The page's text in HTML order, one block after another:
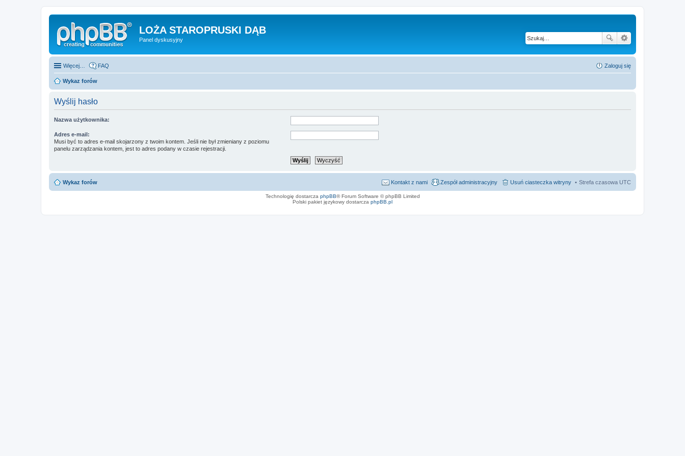
LOŻA STAROPRUSKI DĄB
Panel dyskusyjny
Więcej… FAQ Zaloguj się
Wykaz forów
Wyślij hasło
Nazwa użytkownika:
Adres e-mail:
Musi być to adres e-mail skojarzony z twoim kontem. Jeśli nie był zmieniany z poziomu
panelu zarządzania kontem, jest to adres podany w czasie rejestracji.
Wykaz forów Strefa czasowa UTC
Usuń ciasteczka witryny
Zespół administracyjny
Kontakt z nami
Technologię dostarcza phpBB® Forum Software © phpBB Limited
Polski pakiet językowy dostarcza phpBB.pl